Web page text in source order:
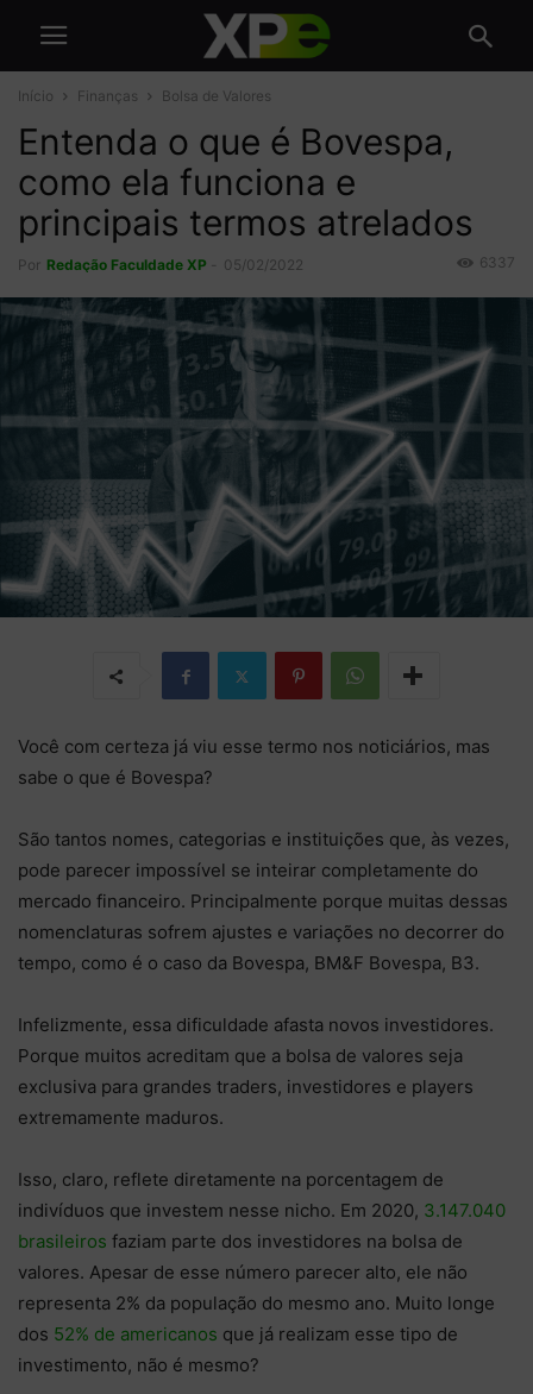
Início Finanças Bolsa de Valores
Entenda o que é Bovespa,
como ela funciona e
principais termos atrelados
Por Redação Faculdade XP 05/02/2022 6337
Você com certeza já viu esse termo nos noticiários, mas
sabe o que é Bovespa?
São tantos nomes, categorias e instituições que, às vezes,
pode parecer impossível se inteirar completamente do
mercado financeiro. Principalmente porque muitas dessas
nomenclaturas sofrem ajustes e variações no decorrer do
tempo, como é o caso da Bovespa, BM&F Bovespa, B3.
Infelizmente, essa dificuldade afasta novos investidores.
Porque muitos acreditam que a bolsa de valores seja
exclusiva para grandes traders, investidores e players
extremamente maduros.
Isso, claro, reflete diretamente na porcentagem de
indivíduos que investem nesse nicho. Em 2020, 3.147.040
brasileiros faziam parte dos investidores na bolsa de
valores. Apesar de esse número parecer alto, ele não
representa 2% da população do mesmo ano. Muito longe
dos 52% de americanos que já realizam esse tipo de
investimento, não é mesmo?